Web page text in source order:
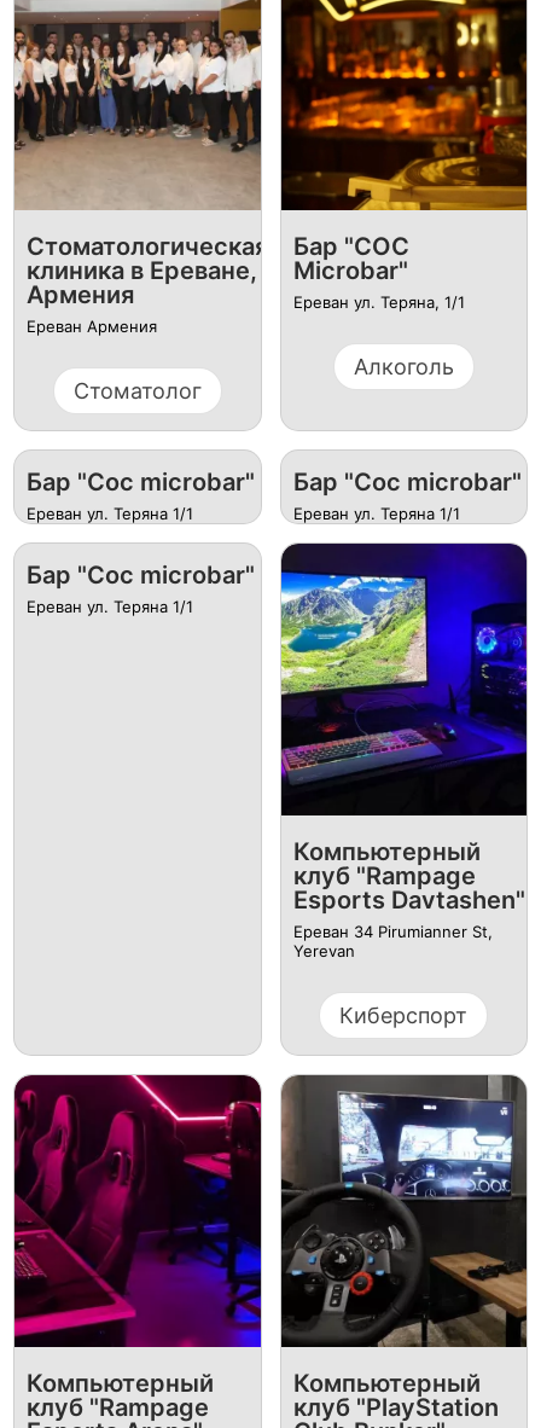
Стоматологическая
клиника в Ереване,
Армения
Ереван Армения
Стоматолог
Бар "COC
Microbar"
Ереван ул. Теряна, 1/1
Алкоголь
Бар "Coc microbar"
Ереван ул. Теряна 1/1
Бар "Coc microbar"
Ереван ул. Теряна 1/1
Бар "Coc microbar"
Ереван ул. Теряна 1/1
Компьютерный
клуб "Rampage
Esports Davtashen"
Ереван 34 Pirumianner St,
Yerevan
Киберспорт
Компьютерный
клуб "Rampage
Компьютерный
клуб "PlayStation